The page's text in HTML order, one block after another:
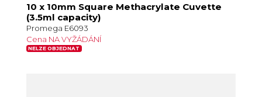
10 x 10mm Square Methacrylate Cuvette
(3.5ml capacity)
Promega E6093
Cena NA VYŽÁDÁNÍ
NELZE OBJEDNAT